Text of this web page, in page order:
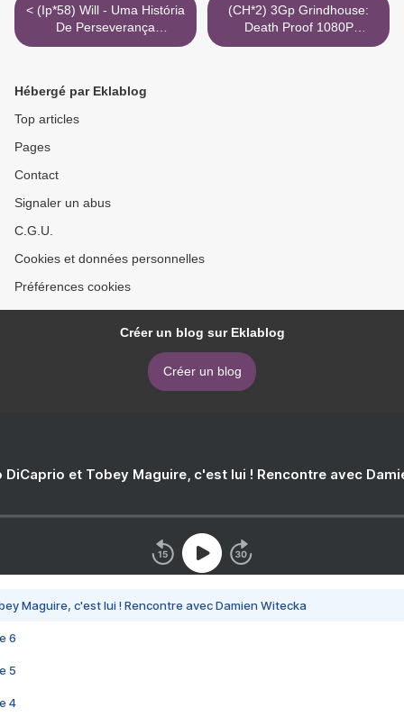
< (Ip*58) Will - Uma História
De Perseverança
Português 1080P Mkv
(CH*2) 3Gp Grindhouse:
Death Proof 1080P
Ilmainen Katso Viaplay >
Hébergé par Eklablog
Top articles
Pages
Contact
Signaler un abus
C.G.U.
Cookies et données personnelles
Préférences cookies
Créer un blog sur Eklablog
Créer un blog
DiCaprio et Tobey Maguire, c'est lui ! Rencontre avec
Maguire, c'est lui ! Rencontre avec Damien Witecka
6
5
4